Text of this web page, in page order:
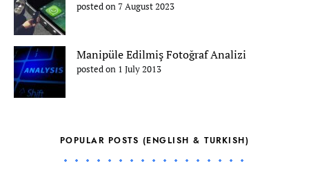
posted on 7 August 2023
Manipüle Edilmiş Fotoğraf Analizi
posted on 1 July 2013
POPULAR POSTS (ENGLISH & TURKISH)